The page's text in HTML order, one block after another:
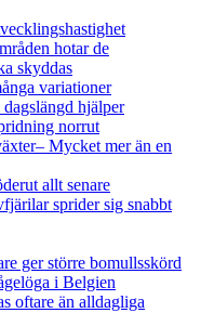
hotar de
skyddas
variationer
hjälper
norrut
Mycket mer än en
allt senare
sprider sig snabbt
ger större bomullsskörd
i Belgien
oftare än alldagliga